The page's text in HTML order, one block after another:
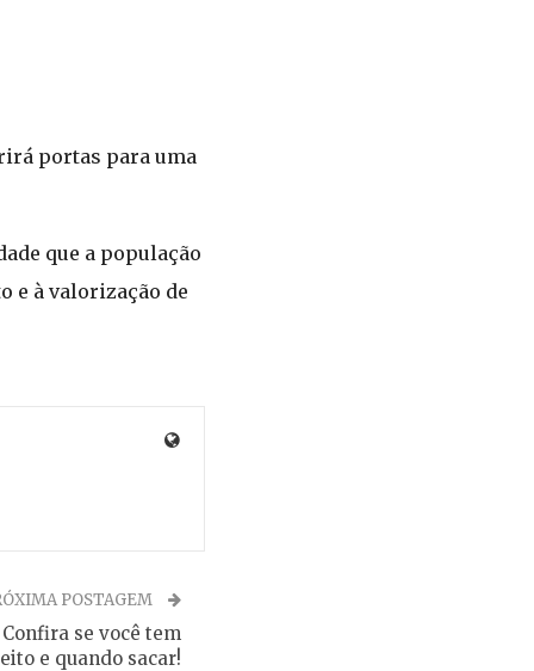
portas para uma
que a população
e à valorização de
POSTAGEM
se você tem
e quando sacar!